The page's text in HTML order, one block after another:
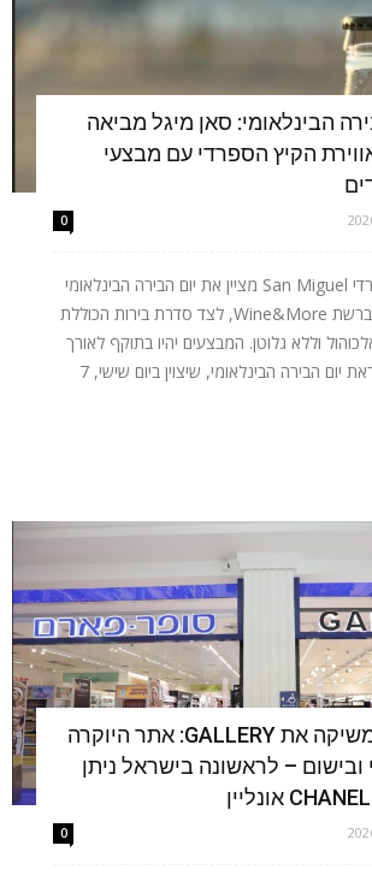
הבינלאומי: סאן מיגל מביאה
הקיץ הספרדי עם מבצעי
0
מותג הבירה הספרדי San Miguel מציין את יום הבירה הבינלאומי
עם מגוון מבצעים ברשת Wine&More, לצד סדרת בירות הכוללת
וללא גלוטן. המבצעים יהיו בתוקף לאורך
חודש אוגוסט. לקראת יום הבירה הבינלאומי, שיצוין ביום שישי, 7
סופר-פארם משיקה את GALLERY: אתר היוקרה
– לראשונה בישראל ניתן
0